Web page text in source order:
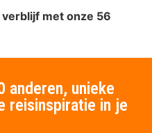
met onze 56
anderen, unieke
reisinspiratie in je